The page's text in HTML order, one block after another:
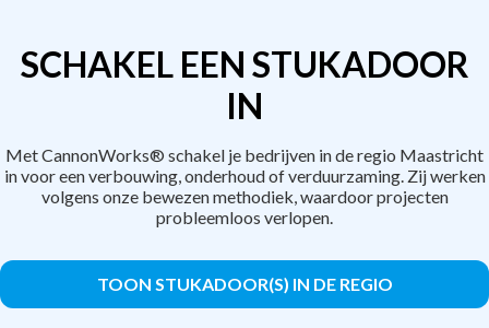
SCHAKEL EEN STUKADOOR
IN
Met CannonWorks® schakel je bedrijven in de regio Maastricht
in voor een verbouwing, onderhoud of verduurzaming. Zij werken
volgens onze bewezen methodiek, waardoor projecten
probleemloos verlopen.
TOON STUKADOOR(S) IN DE REGIO